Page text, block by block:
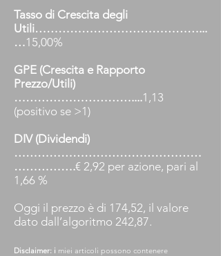
Tasso di Crescita degli
Utili……………………………………...
…15,00%
GPE (Crescita e Rapporto
Prezzo/Utili)
…………………………....1,13
(positivo se >1)
DIV (Dividendi)
…………………………………………
…………….€ 2,92 per azione, pari al
1,66 %
Oggi il prezzo è di 174,52, il valore
dato dall’algoritmo 242,87.
Disclaimer: i miei articoli possono contenere